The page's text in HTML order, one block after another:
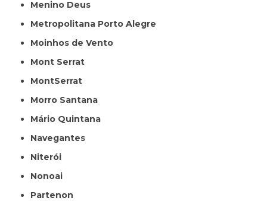
Menino Deus
Metropolitana Porto Alegre
Moinhos de Vento
Mont Serrat
MontSerrat
Morro Santana
Mário Quintana
Navegantes
Niterói
Nonoai
Partenon